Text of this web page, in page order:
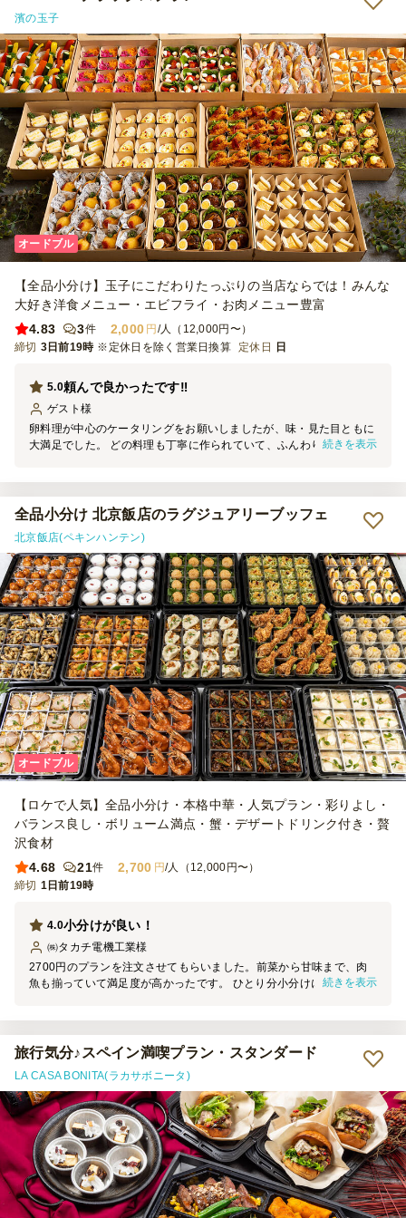
濱の玉子
オードブル
【全品小分け】玉子にこだわりたっぷりの当店ならでは！みんな
大好き洋食メニュー・エビフライ・お肉メニュー豊富
4.83
3件 2,000 円/人（12,000円〜）
締切 3日前19時 ※定休日を除く営業日換算 定休日 日
頼んで良かったです‼︎
5.0
ゲスト 様
卵料理が中心のケータリングをお願いしましたが、味・見た目ともに
大満足でした。 どの料理も丁寧に作られていて、ふんわりとした卵
ます。
続きを表示
全品小分け 北京飯店のラグジュアリーブッフェ
北京飯店(ペキンハンテン)
オードブル
【ロケで人気】全品小分け・本格中華・人気プラン・彩りよし・
バランス良し・ボリューム満点・蟹・デザートドリンク付き・贅
沢食材
4.68
21件 2,700 円/人（12,000円〜）
締切 1日前19時
小分けが良い！
4.0
㈱タカチ電機工業様
2700円のプランを注文させてもらいました。前菜から甘味まで、肉
魚も揃っていて満足度が高かったです。 ひとり分小分けになってお
続きを表示
旅行気分♪スペイン満喫プラン・スタンダード
LA CASA BONITA(ラカサボニータ)